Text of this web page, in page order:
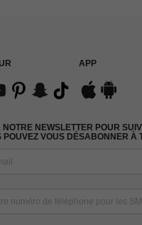
APP
NEWSLETTER POUR
POUVEZ VOUS DÉSABONNER À